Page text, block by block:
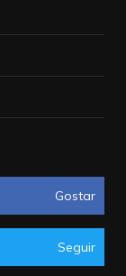
Gostar
Seguir